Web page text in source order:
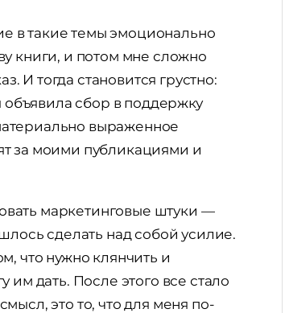
в такие темы эмоционально
книги, и потом мне сложно
И тогда становится грустно:
объявила сбор в поддержку
выраженное
за моими публикациями и
маркетинговые штуки —
сделать над собой усилие.
что нужно клянчить и
им дать. После этого все стало
это то, что для меня по-